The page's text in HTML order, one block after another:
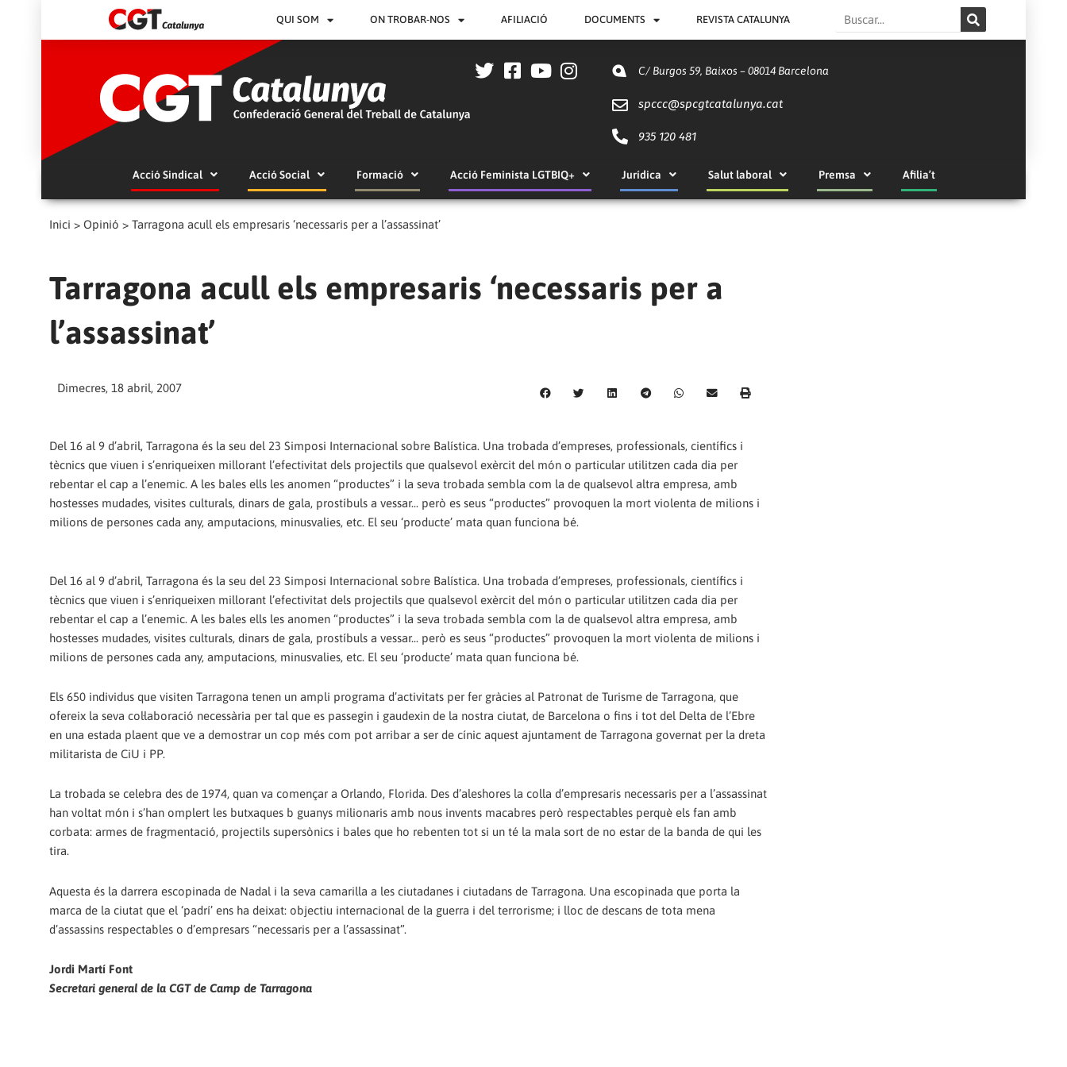
QUI SOM ON TROBAR-NOS AFILIACIÓ DOCUMENTS REVISTA CATALUNYA Search
C/ Burgos 59, Baixos – 08014 Barcelona
spccc@spcgtcatalunya.cat
935 120 481
Acció Sindical Acció Social Formació Acció Feminista LGTBIQ+ Jurídica Salut laboral Premsa Afilia’t
Inici > Opinió > Tarragona acull els empresaris ‘necessaris per a l’assassinat’
Tarragona acull els empresaris ‘necessaris per a
l’assassinat’
Dimecres, 18 abril, 2007
Del 16 al 9 d’abril, Tarragona és la seu del 23 Simposi Internacional sobre Balística. Una trobada d’empreses, professionals, científics i
tècnics que viuen i s’enriqueixen millorant l’efectivitat dels projectils que qualsevol exèrcit del món o particular utilitzen cada dia per
rebentar el cap a l’enemic. A les bales ells les anomen “productes” i la seva trobada sembla com la de qualsevol altra empresa, amb
hostesses mudades, visites culturals, dinars de gala, prostíbuls a vessar... però es seus “productes” provoquen la mort violenta de milions i
milions de persones cada any, amputacions, minusvalies, etc. El seu ‘producte’ mata quan funciona bé.
Del 16 al 9 d’abril, Tarragona és la seu del 23 Simposi Internacional sobre Balística. Una trobada d’empreses, professionals, científics i
tècnics que viuen i s’enriqueixen millorant l’efectivitat dels projectils que qualsevol exèrcit del món o particular utilitzen cada dia per
rebentar el cap a l’enemic. A les bales ells les anomen “productes” i la seva trobada sembla com la de qualsevol altra empresa, amb
hostesses mudades, visites culturals, dinars de gala, prostíbuls a vessar... però es seus “productes” provoquen la mort violenta de milions i
milions de persones cada any, amputacions, minusvalies, etc. El seu ‘producte’ mata quan funciona bé.
Els 650 individus que visiten Tarragona tenen un ampli programa d’activitats per fer gràcies al Patronat de Turisme de Tarragona, que
ofereix la seva col·laboració necessària per tal que es passegin i gaudexin de la nostra ciutat, de Barcelona o fins i tot del Delta de l’Ebre
en una estada plaent que ve a demostrar un cop més com pot arribar a ser de cínic aquest ajuntament de Tarragona governat per la dreta
militarista de CiU i PP.
La trobada se celebra des de 1974, quan va començar a Orlando, Florida. Des d’aleshores la colla d’empresaris necessaris per a l’assassinat
han voltat món i s’han omplert les butxaques b guanys milionaris amb nous invents macabres però respectables perquè els fan amb
corbata: armes de fragmentació, projectils supersònics i bales que ho rebenten tot si un té la mala sort de no estar de la banda de qui les
tira.
Aquesta és la darrera escopinada de Nadal i la seva camarilla a les ciutadanes i ciutadans de Tarragona. Una escopinada que porta la
marca de la ciutat que el ‘padrí’ ens ha deixat: objectiu internacional de la guerra i del terrorisme; i lloc de descans de tota mena
d’assassins respectables o d’empresars “necessaris per a l’assassinat”.
Jordi Martí Font
Secretari general de la CGT de Camp de Tarragona